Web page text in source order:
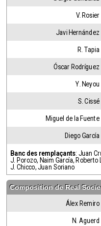
V. Rosier
Javi Hernández
R. Tapia
Óscar Rodríguez
Y. Neyou
S. Cissé
Miguel de la Fuente
Diego García
Banc des remplaçants: Juan
J. Porozo, Naim García, Roberto
J. Chicco,Juan Soriano
Composition de Real
Álex Remiro
N. Aguerd